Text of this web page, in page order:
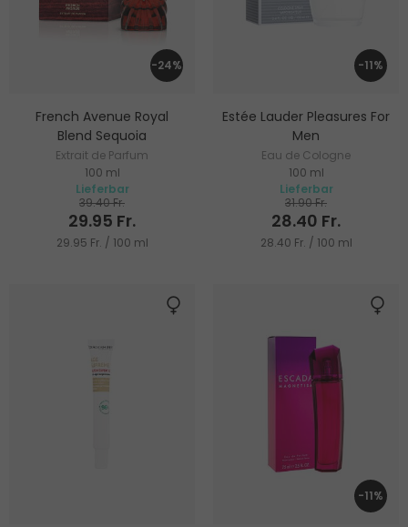
-24%
French Avenue Royal
Blend Sequoia
Extrait de Parfum
100 ml
Lieferbar
39.40 Fr.
29.95 Fr.
29.95 Fr. / 100 ml
-11%
Estée Lauder Pleasures For
Men
Eau de Cologne
100 ml
Lieferbar
31.90 Fr.
28.40 Fr.
28.40 Fr. / 100 ml
-11%